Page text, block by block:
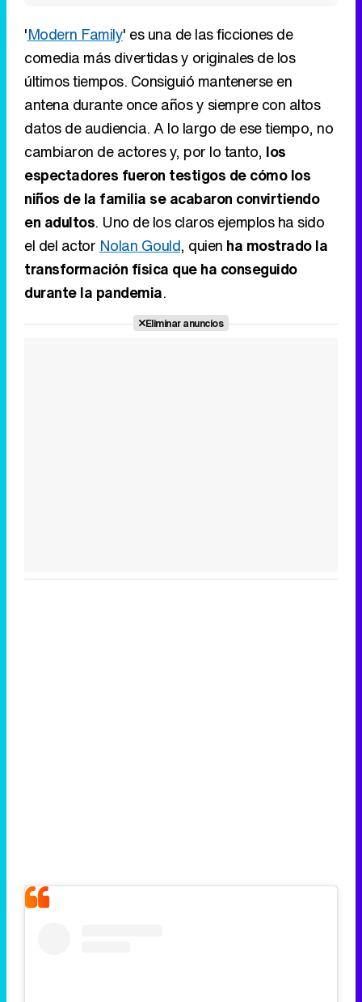
'Modern Family' es una de las ficciones de
comedia más divertidas y originales de los
últimos tiempos. Consiguió mantenerse en
antena durante once años y siempre con altos
datos de audiencia. A lo largo de ese tiempo, no
cambiaron de actores y, por lo tanto, los
espectadores fueron testigos de cómo los
niños de la familia se acabaron convirtiendo
en adultos. Uno de los claros ejemplos ha sido
el del actor Nolan Gould, quien ha mostrado la
transformación física que ha conseguido
durante la pandemia.
Eliminar anuncios